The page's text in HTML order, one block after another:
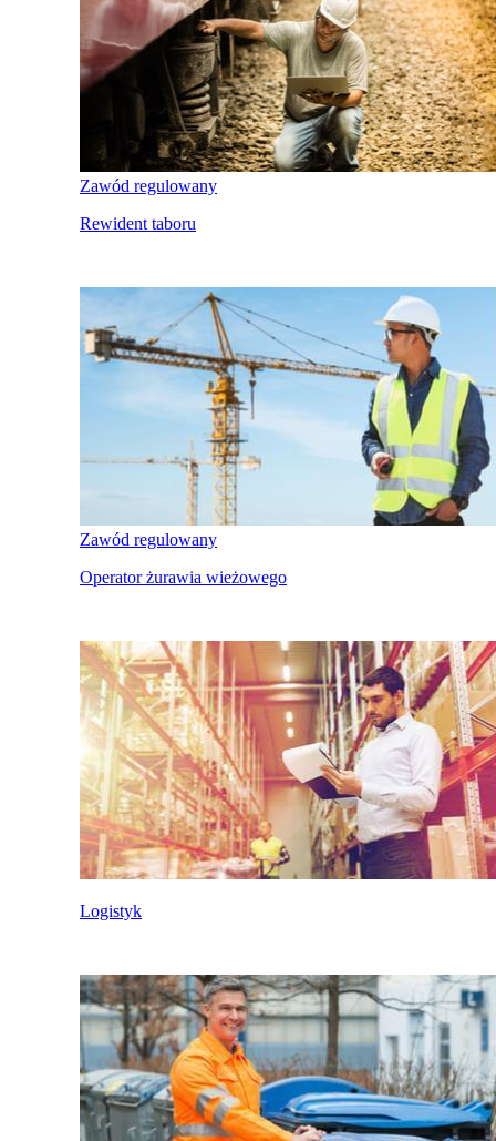
Zawód regulowany
Rewident taboru
Zawód regulowany
Operator żurawia wieżowego
Logistyk